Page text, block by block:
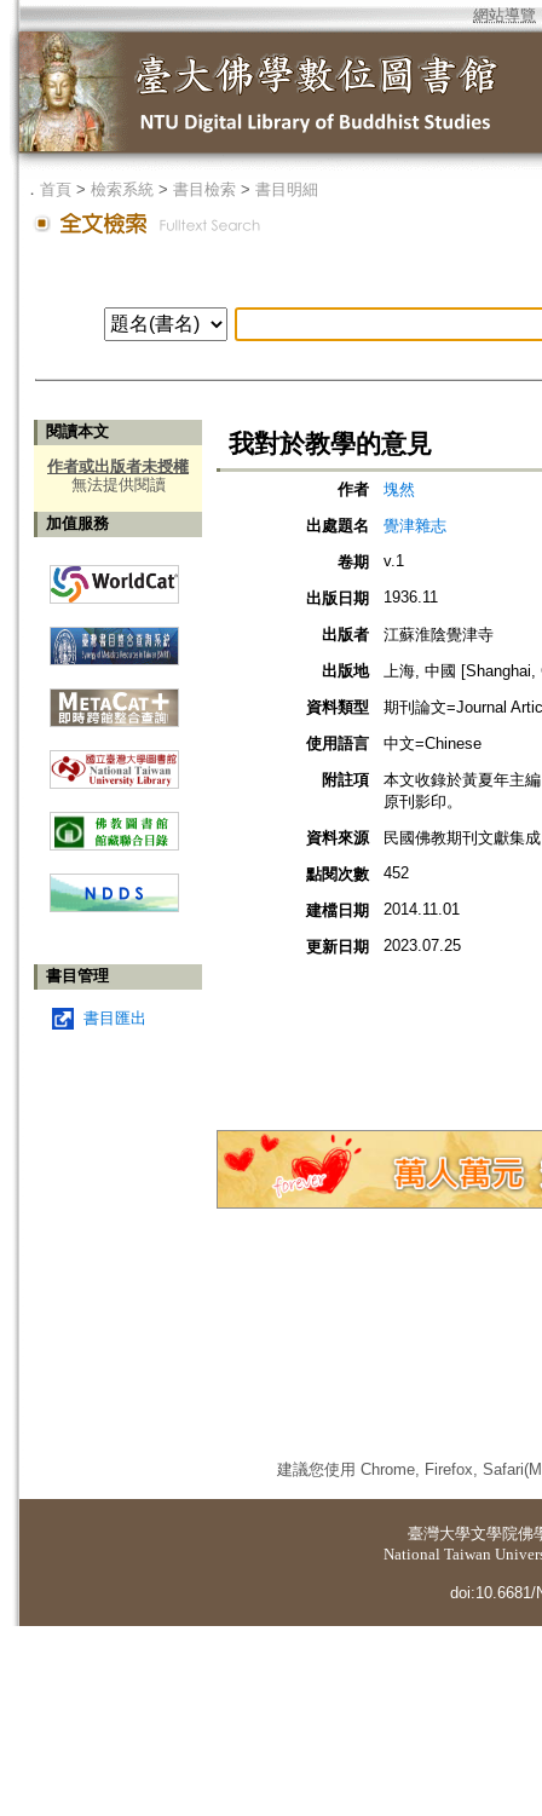
網站導覽
． 首頁 > 檢索系統 > 書目檢索 > 書目明細
閱讀本文
作者或出版者未授權
無法提供閱讀
加值服務
書目管理
書目匯出
我對於教學的意見
作者
塊然
出處題名
覺津雜志
卷期
v.1
出版日期 1936.11
出版者
江蘇淮陰覺津寺
出版地
上海, 中國 [Shanghai,
資料類型
期刊論文=Journal
使用語言
中文=Chinese
附註項
本文收錄於黃夏年主
原刊影印。
資料來源
民國佛教期刊文獻集
點閱次數
452
建檔日期 2014.11.01
更新日期 2023.07.25
建議您使用 Chrome, Firefox,
臺灣大學文學院佛
National Taiwan
doi:10.6681/